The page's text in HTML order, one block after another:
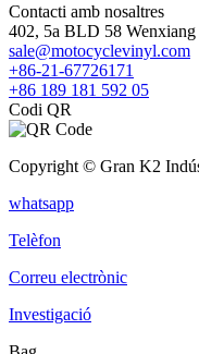
Contacti amb nosaltres
402, 5a BLD 58
sale@motocyclevinyl.com
+86-21-67726171
+86 189 181 592 05
Codi QR
Copyright © Gran K2
whatsapp
Telèfon
Correu electrònic
Investigació